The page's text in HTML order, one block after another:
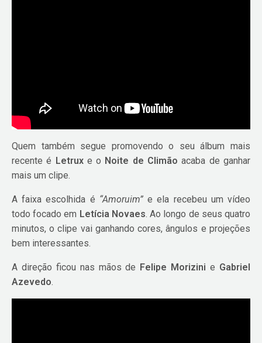
Quem também segue promovendo o seu álbum mais
recente é Letruxe o Noite de Climão acaba de ganhar
mais um clipe.
A faixa escolhida é “Amoruim”e ela recebeu um vídeo
todo focado em Letícia Novaes. Ao longo de seus quatro
minutos, o clipe vai ganhando cores, ângulos e projeções
bem interessantes.
A direção ficou nas mãos de Felipe Morizini e Gabriel
Azevedo.